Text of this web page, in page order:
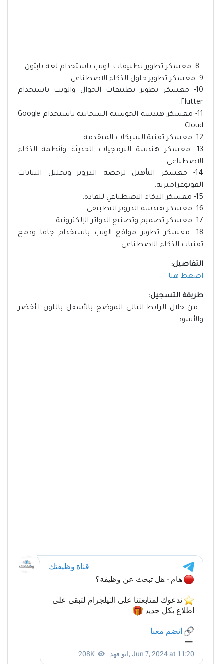
- 8- معسكر تطوير تطبيقات الويب باستخدام لغة بايثون.
9- معسكر تطوير حلول الذكاء الاصطناعي.
10- معسكر تطوير تطبيقات الجوال والويب باستخدام
Flutter.
11- معسكر هندسة الحوسبة السحابية باستخدام Google
Cloud.
12- معسكر تقنية الشبكات المتقدمة.
13- معسكر هندسة البرمجيات الحديثة وأنظمة الذكاء
الاصطناعي.
14- معسكر التأهيل لرخصة الدرونز وتحليل البيانات
الفوتوغرامترية.
15- معسكر الذكاء الاصطناعي للقادة.
16- معسكر هندسة الدرونز التطبيقي.
17- معسكر تصميم وتصنيع الدوائر الإلكترونية.
18- معسكر تطوير مواقع الويب باستخدام جافا ودمج
تقنيات الذكاء الاصطناعي.
التفاصيل:
اضغط هنا
طريقة التسجيل:
- من خلال الرابط التالي الموضح بالأسفل باللون الأخضر
والأسود